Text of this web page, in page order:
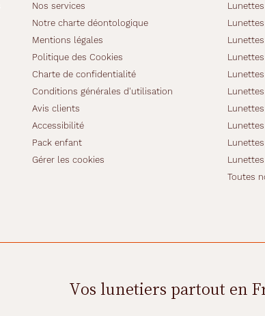
Nos services
Notre charte déontologique
Mentions légales
Politique des Cookies
Charte de confidentialité
Conditions générales d'utilisation
Avis clients
Accessibilité
Pack enfant
Gérer les cookies
Toutes
Vos lunetiers partout en